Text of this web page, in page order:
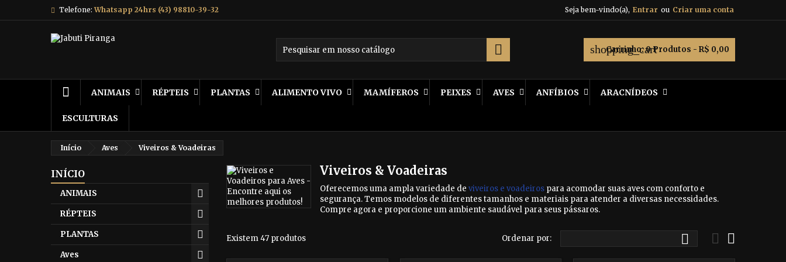
Telefone: Whatsapp 24hrs (43) 98810-39-32 Seja bem-vindo(a), Entrar ou Criar uma conta
shopping_cart
Carrinho:0Produtos - R$ 0,00

ANIMAIS RÉPTEIS PLANTAS ALIMENTO VIVO MAMÍFEROS PEIXES AVES ANFÍBIOS ARACNÍDEOS
ESCULTURAS
Início Aves Viveiros & Voadeiras
INÍCIO
ANIMAIS
RÉPTEIS
PLANTAS
Aves
Viveiros & Voadeiras
Oferecemos uma ampla variedade de viveiros e voadeiros para acomodar suas aves com conforto e
segurança. Temos modelos de diferentes tamanhos e materiais para atender a diversas necessidades.
Compre agora e proporcione um ambiente saudável para seus pássaros.
Existem 47 produtos Ordenar por:   